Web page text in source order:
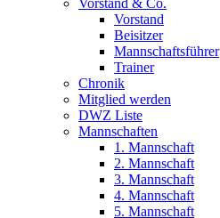
Vorstand & Co.
Vorstand
Beisitzer
Mannschaftsführer
Trainer
Chronik
Mitglied werden
DWZ Liste
Mannschaften
1. Mannschaft
2. Mannschaft
3. Mannschaft
4. Mannschaft
5. Mannschaft